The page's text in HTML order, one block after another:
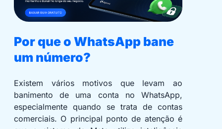
Por que o WhatsApp bane
um número?
Existem vários motivos que levam ao
banimento de uma conta no WhatsApp,
especialmente quando se trata de contas
comerciais. O principal ponto de atenção é